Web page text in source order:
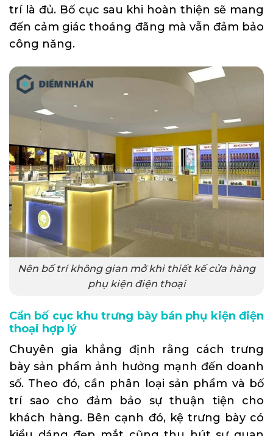
trí là đủ. Bố cục sau khi hoàn thiện sẽ mang
đến cảm giác thoáng đãng mà vẫn đảm bảo
công năng.
Nên bố trí không gian mở khi thiết kế cửa hàng
phụ kiện điện thoại
Cần bố cục khu trưng bày bán phụ kiện điện
thoại hợp lý
Chuyên gia khẳng định rằng cách trưng
bày sản phẩm ảnh hưởng mạnh đến doanh
số. Theo đó, cần phân loại sản phẩm và bố
trí sao cho đảm bảo sự thuận tiện cho
khách hàng. Bên cạnh đó, kệ trưng bày có